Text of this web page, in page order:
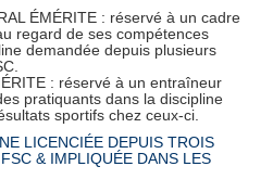
ÉMÉRITE : réservé à un cadre
regard de ses compétences
demandée depuis plusieurs
: réservé à un entraîneur
pratiquants dans la discipline
sportifs chez ceux-ci.
LICENCIÉE DEPUIS TROIS
& IMPLIQUÉE DANS LES